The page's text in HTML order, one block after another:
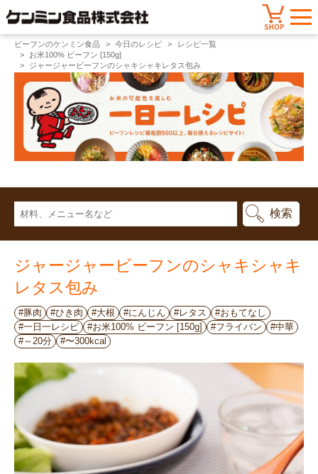
ビーフンのケンミン食品 今日のレシピ
レシピ一覧
お米100% ビーフン [150g]
ジャージャービーフンのシャキシャキレタス包み
ジャージャービーフンのシャキシャキ
レタス包み
#豚肉 #ひき肉 #大根 #にんじん #レタス
#おもてなし
#一日一レシピ
#お米100% ビーフン [150g] #フライパン
#中華
#～20分
#〜300kcal